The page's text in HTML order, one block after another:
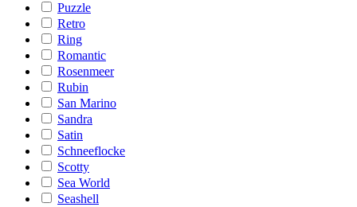
Puzzle
Retro
Ring
Romantic
Rosenmeer
Rubin
San Marino
Sandra
Satin
Schneeflocke
Scotty
Sea World
Seashell